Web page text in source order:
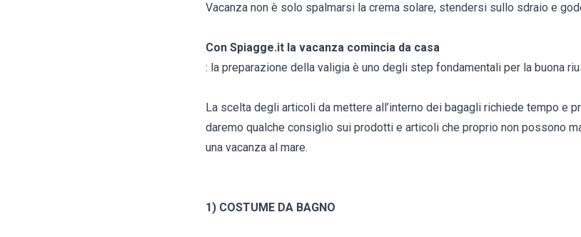
Vacanza non è solo spalmarsi la crema solare, stendersi sullo sdraio e
Con Spiagge.it la vacanza comincia da casa
: la preparazione della valigia è uno degli step fondamentali per la buona
La scelta degli articoli da mettere all’interno dei bagagli richiede tempo e
daremo qualche consiglio sui prodotti e articoli che proprio non possono
una vacanza al mare.
1) COSTUME DA BAGNO